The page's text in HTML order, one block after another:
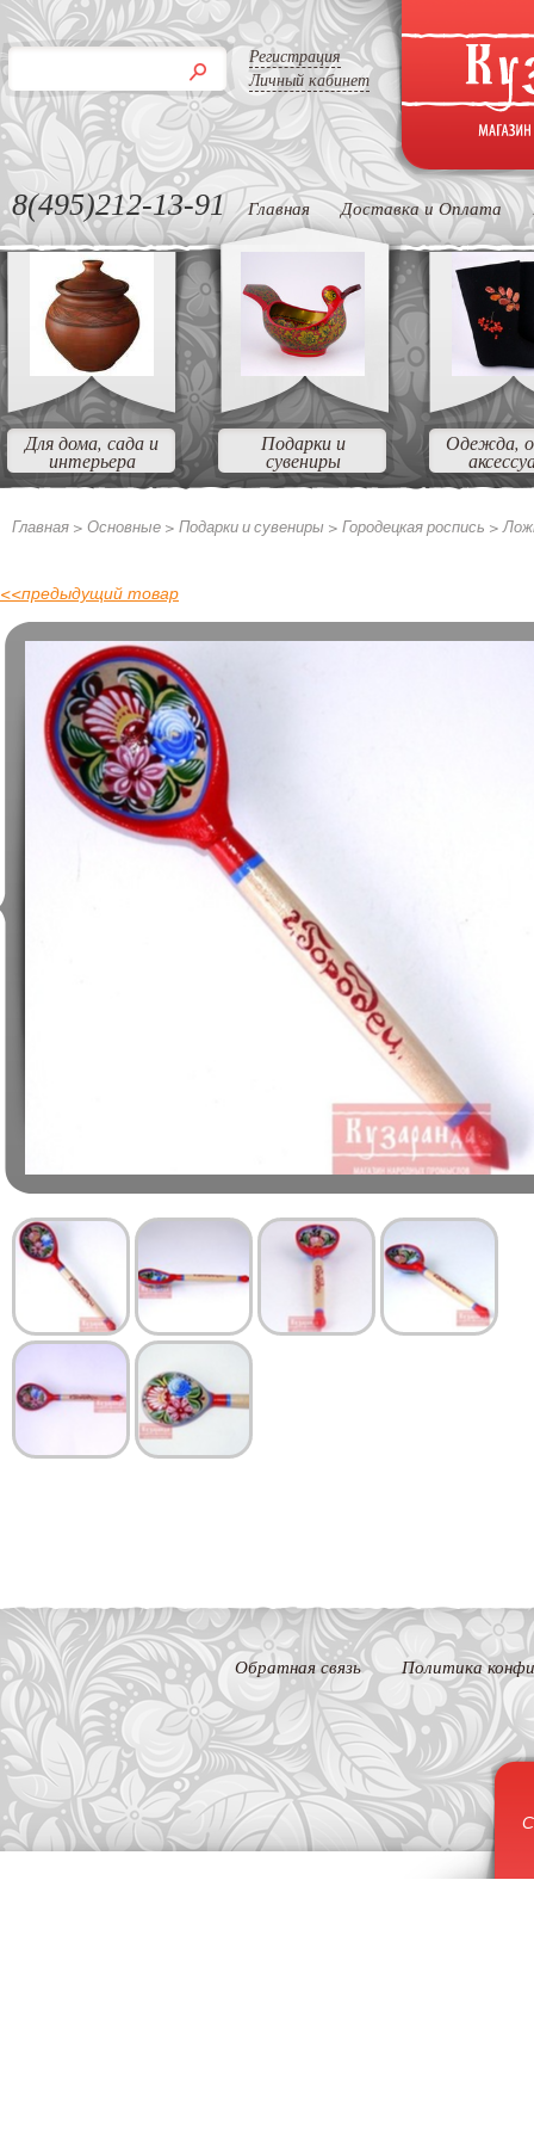
Регистрация
Личный кабинет
8(495)212-13-91 Главная Доставка и Оплата
Для дома, сада и
интерьера
Подарки и
сувениры
Одежда,
Главная > Основные > Подарки и сувениры > Городецкая роспись >
<<предыдущий товар
Обратная связь Политика